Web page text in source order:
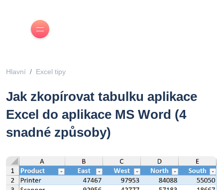
Hlavní Excel tipy
Jak zkopírovat tabulku aplikace
Excel do aplikace MS Word (4
snadné způsoby)